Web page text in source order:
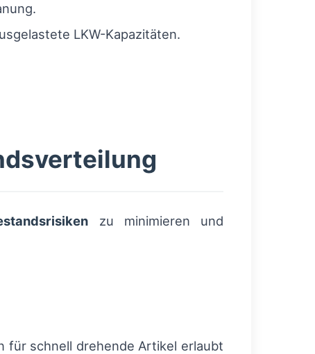
LKW-Kapazitäten.
zu minimieren und
für schnell drehende Artikel erlaubt